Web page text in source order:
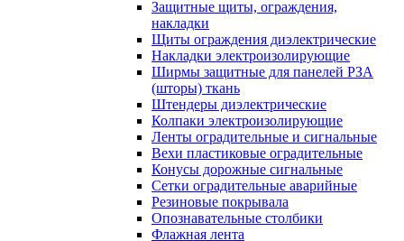
Защитные щиты, ограждения,
накладки
Щиты ограждения диэлектрические
Накладки электроизолирующие
Ширмы защитные для панелей РЗА
(шторы) ткань
Штендеры диэлектрические
Колпаки электроизолирующие
Ленты оградительные и сигнальные
Вехи пластиковые оградительные
Конусы дорожные сигнальные
Сетки оградительные аварийные
Резиновые покрывала
Опознавательные столбики
Флажная лента